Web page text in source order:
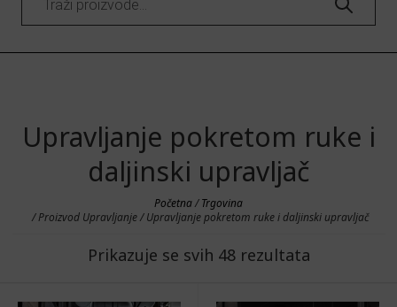
Products
search
Upravljanje pokretom ruke i
daljinski upravljač
Početna/Trgovina
/ Proizvod Upravljanje / Upravljanje pokretom ruke i daljinski upravljač
Prikazuje se svih 48 rezultata